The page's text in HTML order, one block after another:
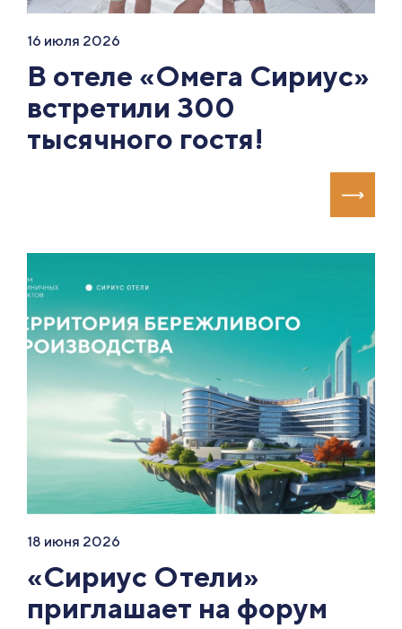
16 июля 2026
В отеле «Омега Сириус»
встретили 300
тысячного гостя!
18 июня 2026
«Сириус Отели»
приглашает на форум